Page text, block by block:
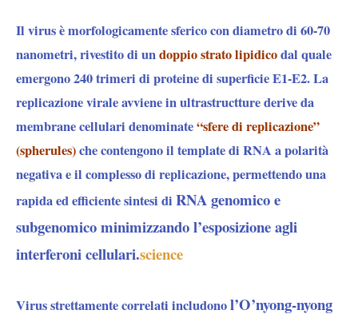
Il virus è morfologicamente sfericocon diametro di 60-70
nanometri, rivestito di undoppio strato lipidicodal quale
emergono 240 trimeri di proteine di superficie E1-E2. La
replicazione virale avviene in ultrastructture derive da
membrane cellulari denominate“sfere di replicazione”
(spherules)che contengono il template di RNA a polarità
negativa e il complesso di replicazione, permettendo una
rapida ed efficiente sintesi di RNA genomico e
subgenomico minimizzando l’esposizione agli
interferoni cellulari.science
Virus strettamente correlati includonol’O’nyong-nyong